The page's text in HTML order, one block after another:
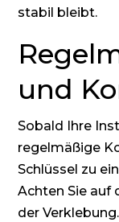
stabil bleibt.
und
Sobald Ihre
regelmäßige
Schlüssel zu
Achten Sie auf
der Verklebung.